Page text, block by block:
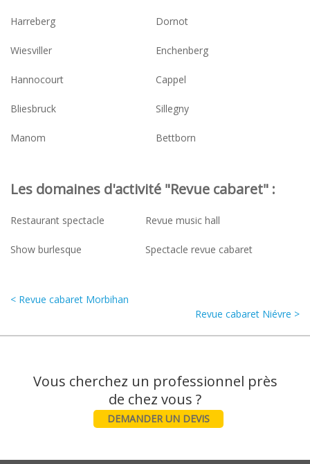
Harreberg Dornot
Wiesviller Enchenberg
Hannocourt Cappel
Bliesbruck Sillegny
Manom Bettborn
Les domaines d'activité "Revue cabaret" :
Restaurant spectacle Revue music hall
Show burlesque Spectacle revue cabaret
< Revue cabaret Morbihan
Revue cabaret Niévre >
Vous cherchez un professionnel près
DEMANDER UN DEVIS